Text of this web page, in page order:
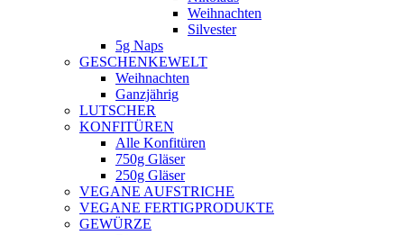
Weihnachten
Silvester
5g Naps
GESCHENKEWELT
Weihnachten
Ganzjährig
LUTSCHER
KONFITÜREN
Alle Konfitüren
750g Gläser
250g Gläser
VEGANE AUFSTRICHE
VEGANE FERTIGPRODUKTE
GEWÜRZE